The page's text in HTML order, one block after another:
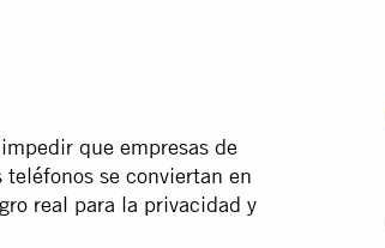
que empresas de
se conviertan en
real para la privacidad y